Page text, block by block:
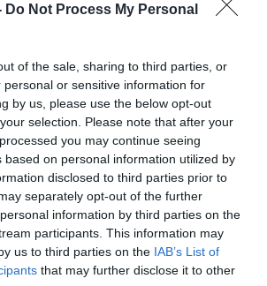
Do Not Process My Personal
of the sale, sharing to third parties, or
personal or sensitive information for
by us, please use the below opt-out
selection. Please note that after your
you may continue seeing
based on personal information utilized by
disclosed to third parties prior to
separately opt-out of the further
information by third parties on the
participants. This information may
us to third parties on the IAB’s List of
that may further disclose it to other
12€
3330 | studiomavromihali.gr
Culturenow.gr στοGoogle Newsκαι
τις ειδήσεις
νέα για την Τέχνη και τον
❯